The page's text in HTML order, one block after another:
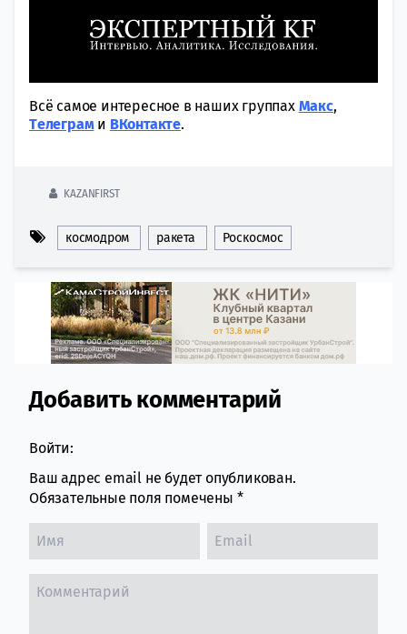
Всё самое интересное в наших группах Макс,
Tелеграми ВКонтакте.
KAZANFIRST
космодром ракета Роскосмос
Comment section
Добавить комментарий
Войти:
Ваш адрес email не будет опубликован.
Обязательные поля помечены *